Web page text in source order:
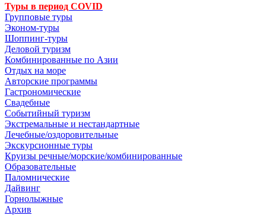
Туры в период COVID
Групповые туры
Эконом-туры
Шоппинг-туры
Деловой туризм
Комбинированные по Азии
Отдых на море
Авторские программы
Гастрономические
Свадебные
Событийный туризм
Экстремальные и нестандартные
Лечебные/оздоровительные
Экскурсионные туры
Круизы речные/морские/комбинированные
Образовательные
Паломнические
Дайвинг
Горнолыжные
Архив